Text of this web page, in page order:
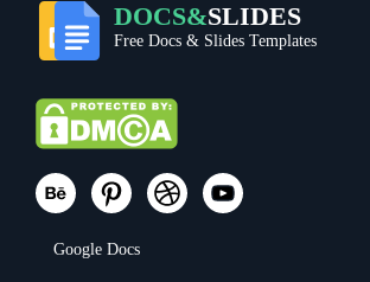
DOCS&SLIDES
Free Docs & Slides Templates
Google Docs